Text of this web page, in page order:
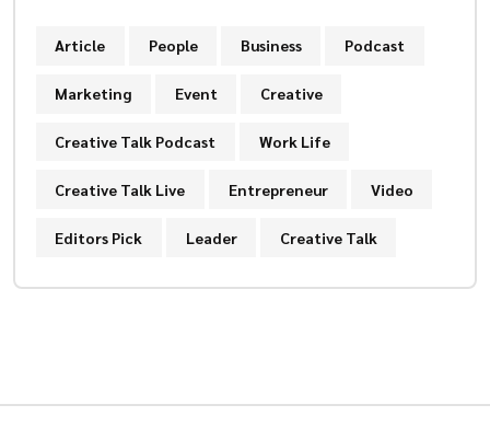
Article People Business Podcast
Marketing Event Creative
Creative Talk Podcast Work Life
Creative Talk Live Entrepreneur Video
Editors Pick Leader Creative Talk